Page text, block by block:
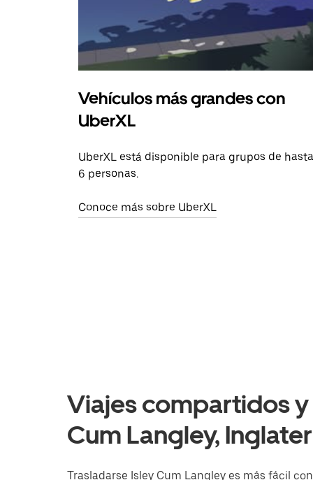
Vehículos más grandes con
UberXL
UberXL está disponible para grupos de hasta
6 personas.
Conoce más sobre UberXL
Viajes compartidos
Cum Langley,
Trasladarse Isley Cum Langley es más fácil